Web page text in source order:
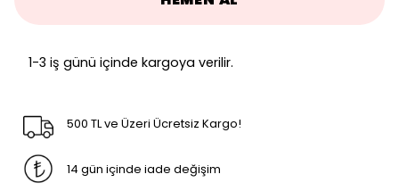
1-3 iş günü içinde kargoya verilir.
500 TL ve Üzeri Ücretsiz Kargo!
14 gün içinde iade değişim